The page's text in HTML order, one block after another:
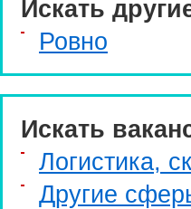
Искать
Ровно
Искать
Логистика,
Другие